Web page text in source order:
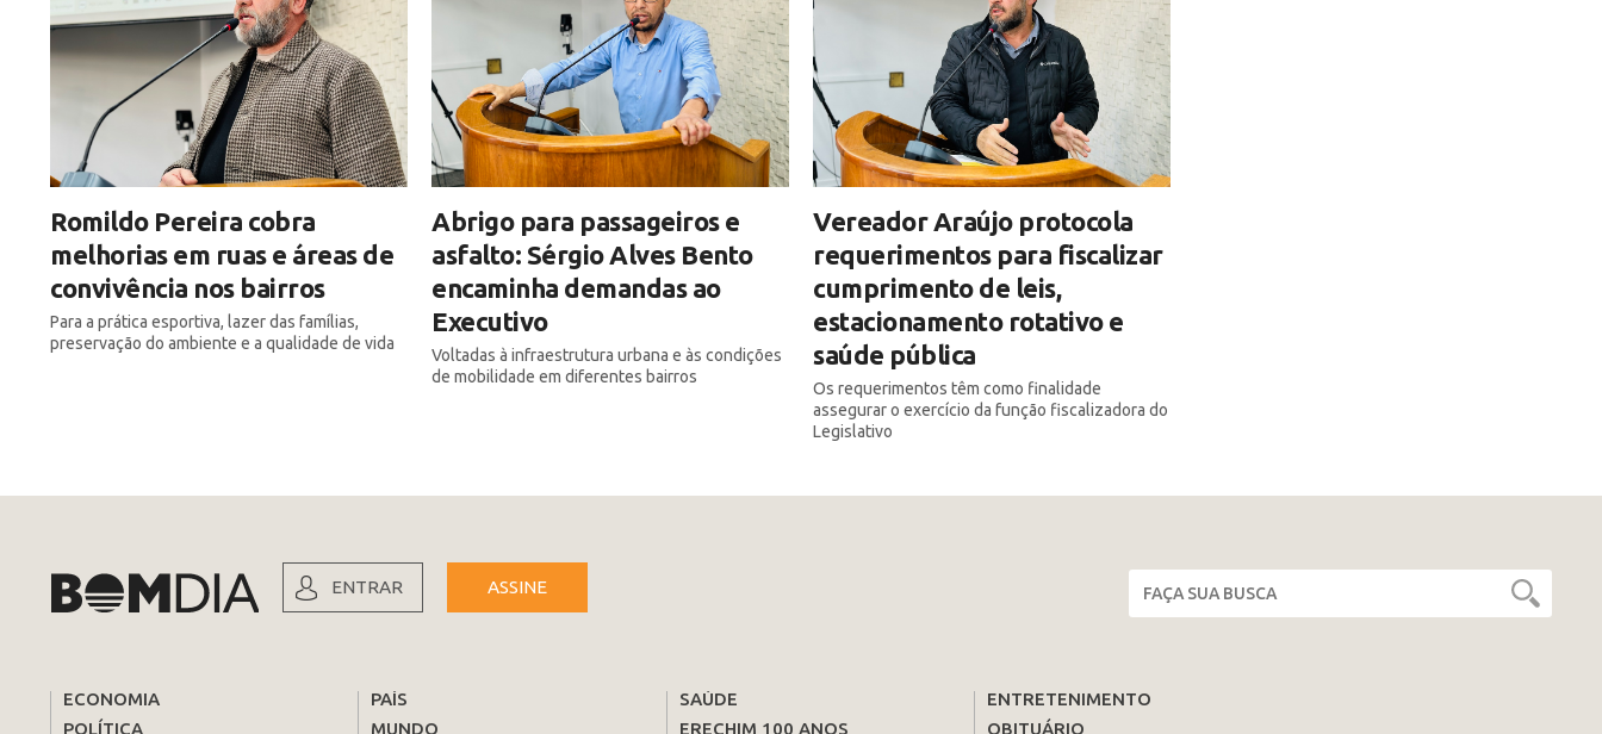
Romildo Pereira cobra
melhorias em ruas e áreas de
convivência nos bairros
Para a prática esportiva, lazer das famílias,
preservação do ambiente e a qualidade de vida
Abrigo para passageiros e
asfalto: Sérgio Alves Bento
encaminha demandas ao
Executivo
Voltadas à infraestrutura urbana e às condições
de mobilidade em diferentes bairros
Vereador Araújo protocola
requerimentos para fiscalizar
cumprimento de leis,
estacionamento rotativo e
saúde pública
Os requerimentos têm como finalidade
assegurar o exercício da função fiscalizadora do
Legislativo
ENTRAR ASSINE
ECONOMIA
POLÍTICA
PAÍS
MUNDO
SAÚDE
ERECHIM 100 ANOS
ENTRETENIMENTO
OBITUÁRIO